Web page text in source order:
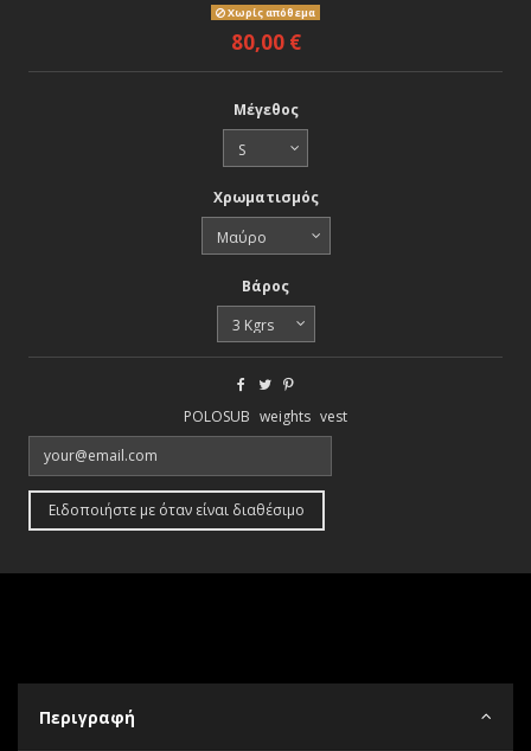
Χωρίς απόθεμα
80,00 €
Μέγεθος
Χρωματισμός
Βάρος
POLOSUB weights vest
Περιγραφή